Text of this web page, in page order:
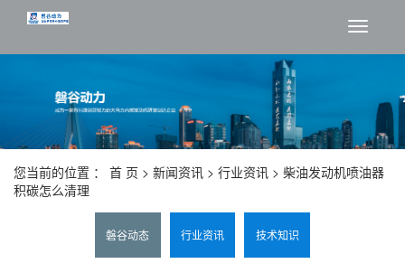
切
您当前的位置 ： 首 页 > 新闻资讯 > 行业资讯 > 柴油发动机喷油器
积碳怎么清理
磐谷动态 行业资讯 技术知识